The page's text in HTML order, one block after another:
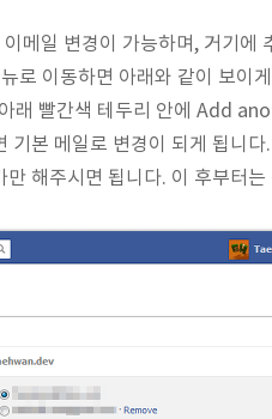
메일 변경이 가능하며, 거기에
로 이동하면 아래와 같이 보이
래 빨간색 테두리 안에 Add
기본 메일로 변경이 되게 됩니
해주시면 됩니다. 이 후부터는